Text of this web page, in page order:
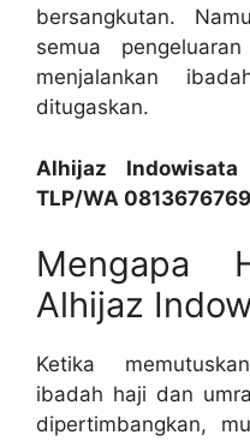
bersangkutan.
semua
menjalankan
ditugaskan.
Alhijaz
TLP/WA
Mengapa
Alhijaz
Ketika
ibadah haji dan
dipertimbangkan,